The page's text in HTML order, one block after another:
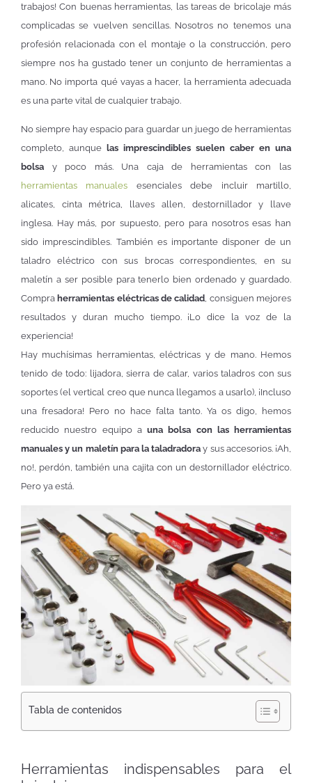
trabajos! Con buenas herramientas, las tareas de bricolaje más
complicadas se vuelven sencillas. Nosotros no tenemos una
profesión relacionada con el montaje o la construcción, pero
siempre nos ha gustado tener un conjunto de herramientas a
mano. No importa qué vayas a hacer, la herramienta adecuada
es una parte vital de cualquier trabajo.
No siempre hay espacio para guardar un juego de herramientas
completo, aunque las imprescindibles suelen caber en una
bolsa y poco más. Una caja de herramientas con las
herramientas manuales esenciales debe incluir martillo,
alicates, cinta métrica, llaves allen, destornillador y llave
inglesa. Hay más, por supuesto, pero para nosotros esas han
sido imprescindibles. También es importante disponer de un
taladro eléctrico con sus brocas correspondientes, en su
maletín a ser posible para tenerlo bien ordenado y guardado.
Compra herramientas eléctricas de calidad, consiguen mejores
resultados y duran mucho tiempo. ¡Lo dice la voz de la
experiencia!
Hay muchísimas herramientas, eléctricas y de mano. Hemos
tenido de todo: lijadora, sierra de calar, varios taladros con sus
soportes (el vertical creo que nunca llegamos a usarlo), ¡Incluso
una fresadora! Pero no hace falta tanto. Ya os digo, hemos
reducido nuestro equipo a una bolsa con las herramientas
manuales y un maletín para la taladradora y sus accesorios. ¡Ah,
no!, perdón, también una cajita con un destornillador eléctrico.
Pero ya está.
Tabla de contenidos
Herramientas indispensables para el